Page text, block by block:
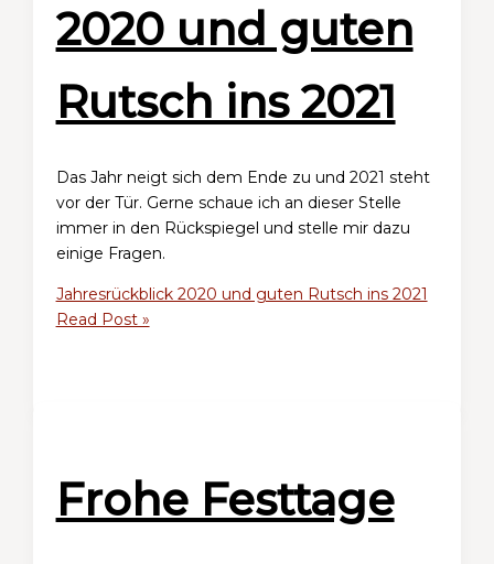
2020 und guten
Rutsch ins 2021
Das Jahr neigt sich dem Ende zu und 2021 steht
vor der Tür. Gerne schaue ich an dieser Stelle
immer in den Rückspiegel und stelle mir dazu
einige Fragen.
Jahresrückblick 2020 und guten Rutsch ins 2021
Read Post »
Frohe Festtage